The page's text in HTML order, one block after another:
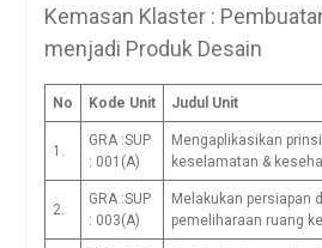
Kemasan Klaster :
menjadi Produk Desain
No Kode Unit Judul Unit
1.
GRA :SUP
: 001(A)
Mengaplikasikan
keselamatan &
2.
GRA :SUP
: 003(A)
Melakukan persiapan
pemeliharaan ruang